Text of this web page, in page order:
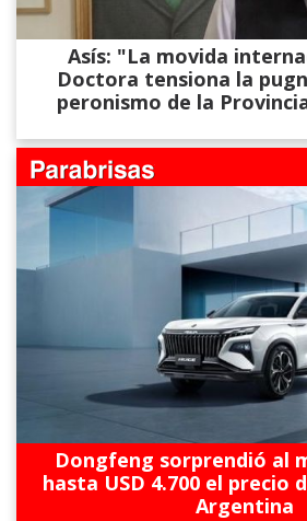
Asís: "La movida
Doctora tensiona la
peronismo de la
Dongfeng sorprendió al
hasta USD 4.700 el precio
Argentina